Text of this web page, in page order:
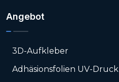
Angebot
3D-Aufkleber
Adhäsionsfolien UV-Druck